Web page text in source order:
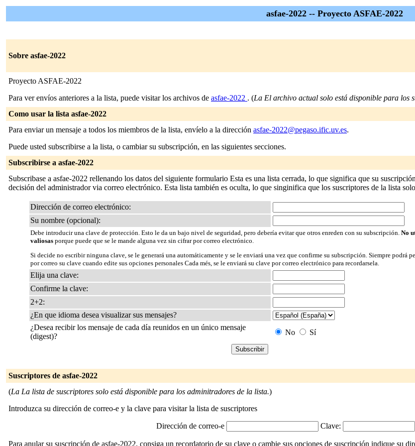
asfae-2022 -- Proyecto ASFAE-2022
Sobre asfae-2022
Proyecto ASFAE-2022
Para ver envíos anteriores a la lista, puede visitar los archivos de asfae-2022 . (La El archivo actual solo está disponible para los
Como usar la lista asfae-2022
Para enviar un mensaje a todos los miembros de la lista, envíelo a la dirección asfae-2022@pegaso.ific.uv.es.
Puede usted subscribirse a la lista, o cambiar su subscripción, en las siguientes secciones.
Subscribirse a asfae-2022
Subscribase a asfae-2022 rellenando los datos del siguiente formulario Esta es una lista cerrada, lo que significa que su
decisión del administrador via correo electrónico. Esta lista también es oculta, lo que singinifica que los suscriptores de la lista
Dirección de correo electrónico:
Su nombre (opcional):
Debe introducir una clave de protección. Esto le da un bajo nivel de seguridad, pero debería evitar que otros enreden con su subscripción. No
valiosas porque puede que se le mande alguna vez sin cifrar por correo electrónico.
Si decide no escribir ninguna clave, se le generará una automáticamente y se le enviará una vez que confirme su subscripción. Siempre podrá
por correo su clave cuando edite sus opciones personales Cada més, se le enviará su clave por correo electrónico para recordarsela.
Elija una clave:
Confirme la clave:
2+2:
¿En que idioma desea visualizar sus mensajes?
¿Desea recibir los mensaje de cada día reunidos en un único mensaje
(digest)?
No Sí
Suscriptores de asfae-2022
(La La lista de suscriptores solo está disponible para los adminitradores de la lista.)
Introduzca su dirección de correo-e y la clave para visitar la lista de suscriptores
Dirección de correo-e Clave:
Para anular su suscripción de asfae-2022, consiga un recordatorio de su clave o cambie sus opciones de suscripción indique su